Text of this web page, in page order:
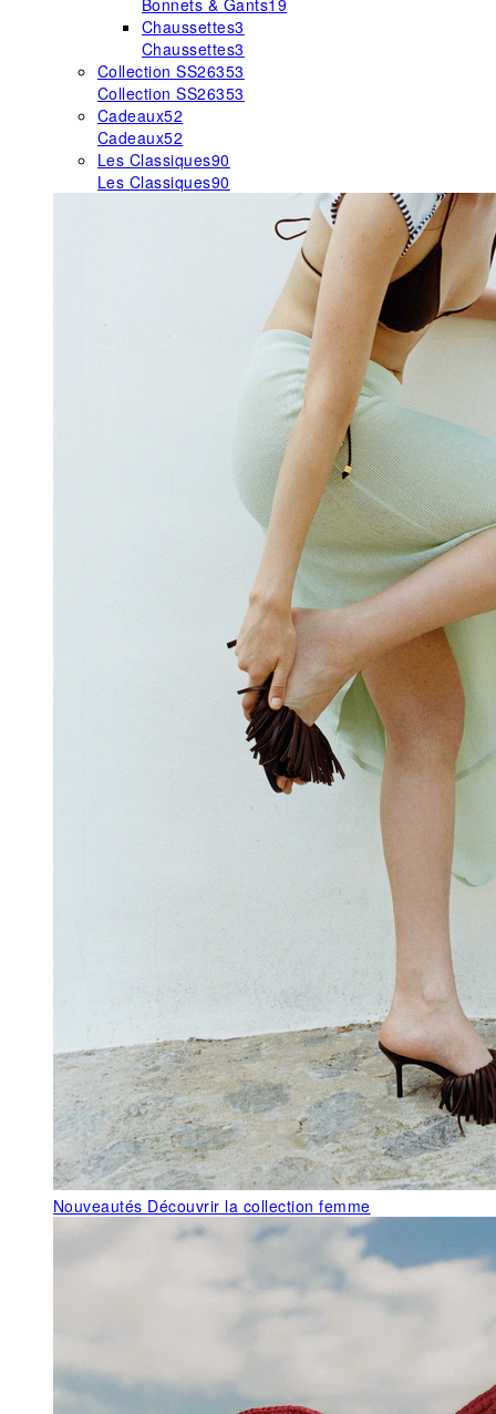
Bonnets & Gants19
Chaussettes3
Chaussettes3
Collection SS26353
Collection SS26353
Cadeaux52
Cadeaux52
Les Classiques90
Les Classiques90
Nouveautés Découvrir la collection femme